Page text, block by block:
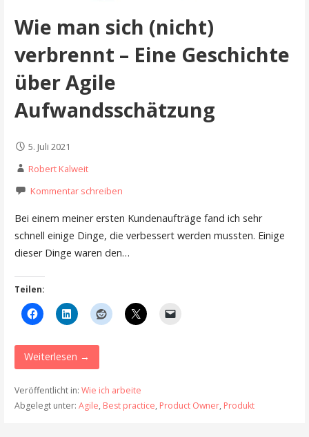
Wie man sich (nicht)
verbrennt – Eine Geschichte
über Agile
Aufwandsschätzung
5. Juli 2021
Robert Kalweit
Kommentar schreiben
Bei einem meiner ersten Kundenaufträge fand ich sehr
schnell einige Dinge, die verbessert werden mussten. Einige
dieser Dinge waren den…
Teilen:
Weiterlesen →
Veröffentlicht in: Wie ich arbeite
Abgelegt unter: Agile, Best practice, Product Owner, Produkt